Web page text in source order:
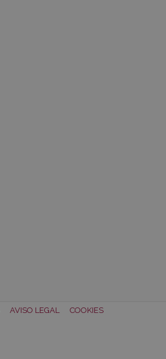
AVISO LEGAL COOKIES